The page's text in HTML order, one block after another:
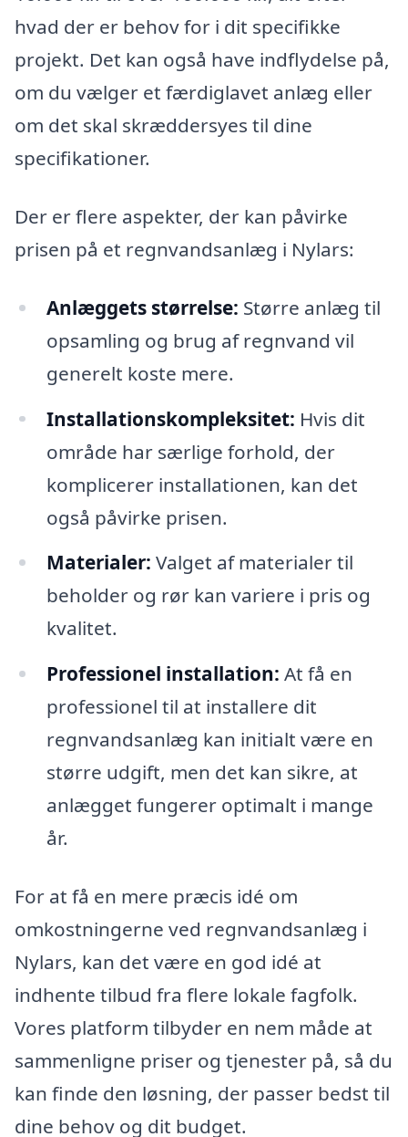
hvad der er behov for i dit specifikke
projekt. Det kan også have indflydelse på,
om du vælger et færdiglavet anlæg eller
om det skal skræddersyes til dine
specifikationer.
Der er flere aspekter, der kan påvirke
prisen på et regnvandsanlæg i Nylars:
Anlæggets størrelse: Større anlæg til
opsamling og brug af regnvand vil
generelt koste mere.
Installationskompleksitet: Hvis dit
område har særlige forhold, der
komplicerer installationen, kan det
også påvirke prisen.
Materialer: Valget af materialer til
beholder og rør kan variere i pris og
kvalitet.
Professionel installation: At få en
professionel til at installere dit
regnvandsanlæg kan initialt være en
større udgift, men det kan sikre, at
anlægget fungerer optimalt i mange
år.
For at få en mere præcis idé om
omkostningerne ved regnvandsanlæg i
Nylars, kan det være en god idé at
indhente tilbud fra flere lokale fagfolk.
Vores platform tilbyder en nem måde at
sammenligne priser og tjenester på, så du
kan finde den løsning, der passer bedst til
dine behov og dit budget.